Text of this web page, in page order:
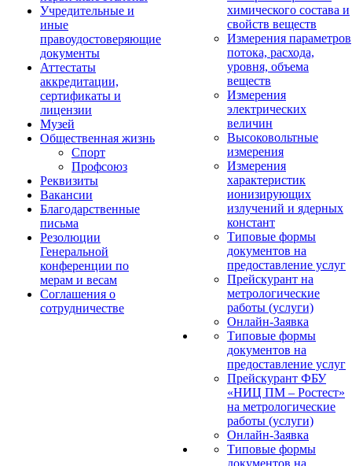
Учредительные и
иные
правоудостоверяющие
документы
Аттестаты
аккредитации,
сертификаты и
лицензии
Музей
Общественная жизнь
Спорт
Профсоюз
Реквизиты
Вакансии
Благодарственные
письма
Резолюции
Генеральной
конференции по
мерам и весам
Соглашения о
сотрудничестве
химического состава и
свойств веществ
Измерения параметров
потока, расхода,
уровня, объема
веществ
Измерения
электрических
величин
Высоковольтные
измерения
Измерения
характеристик
ионизирующих
излучений и ядерных
констант
Типовые формы
документов на
предоставление услуг
Прейскурант на
метрологические
работы (услуги)
Онлайн-Заявка
Типовые формы
документов на
предоставление услуг
Прейскурант ФБУ
«НИЦ ПМ – Ростест»
на метрологические
работы (услуги)
Онлайн-Заявка
Типовые формы
документов на